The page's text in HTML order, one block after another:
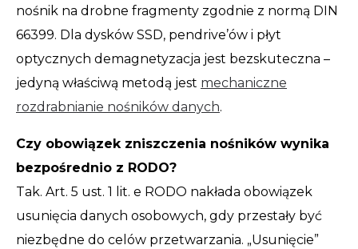
nośnik na drobne fragmenty zgodnie z normą DIN
66399. Dla dysków SSD, pendrive’ów i płyt
optycznych demagnetyzacja jest bezskuteczna –
jedyną właściwą metodą jest mechaniczne
rozdrabnianie nośników danych.
Czy obowiązek zniszczenia nośników wynika
bezpośrednio z RODO?
Tak. Art. 5 ust. 1 lit. e RODO nakłada obowiązek
usunięcia danych osobowych, gdy przestały być
niezbędne do celów przetwarzania. „Usunięcie”